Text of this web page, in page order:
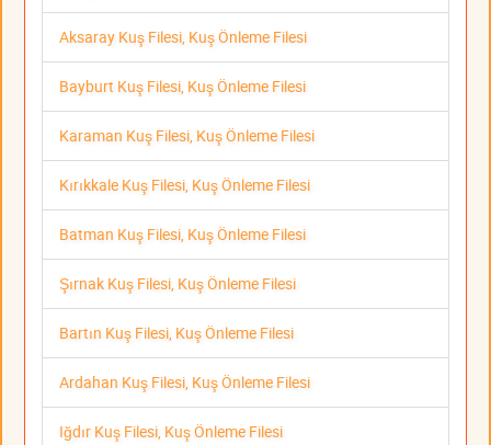
Aksaray Kuş Filesi, Kuş Önleme Filesi
Bayburt Kuş Filesi, Kuş Önleme Filesi
Karaman Kuş Filesi, Kuş Önleme Filesi
Kırıkkale Kuş Filesi, Kuş Önleme Filesi
Batman Kuş Filesi, Kuş Önleme Filesi
Şırnak Kuş Filesi, Kuş Önleme Filesi
Bartın Kuş Filesi, Kuş Önleme Filesi
Ardahan Kuş Filesi, Kuş Önleme Filesi
Iğdır Kuş Filesi, Kuş Önleme Filesi